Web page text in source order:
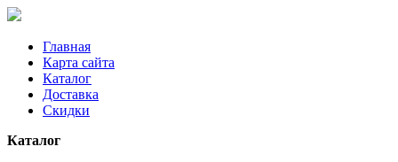
Главная
Карта сайта
Каталог
Доставка
Скидки
Каталог